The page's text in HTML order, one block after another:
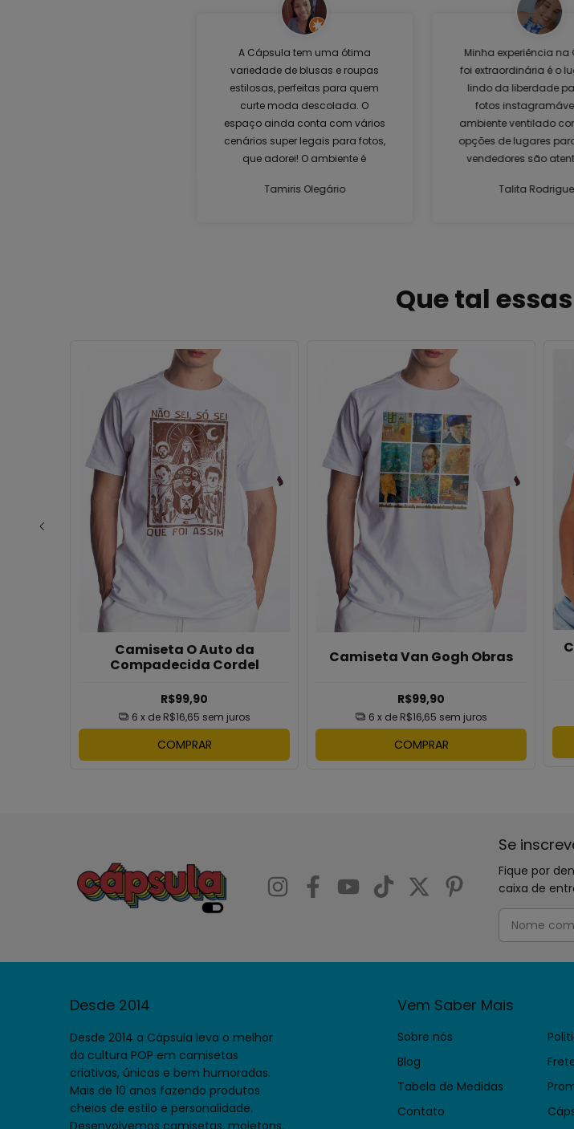
A Cápsula tem uma ótima
variedade de blusas e roupas
estilosas, perfeitas para quem
curte moda descolada. O
espaço ainda conta com vários
cenários super legais para fotos,
que adorei! O ambiente é
oferecendo uma experiência
Tamiris Olegário
Minha experiência na
foi extraordinária é o
lindo da liberdade
fotos
ambiente ventilado
opções de lugares
vendedores são
Amei, voltarei mais
Talita
Que tal
Camiseta O Auto da
Compadecida Cordel
R$99,90
6 x de R$16,65 sem juros
COMPRAR
Camiseta Van Gogh Obras
R$99,90
6 x de R$16,65 sem juros
COMPRAR
Se
Fique por
caixa de
Desde 2014
Desde 2014 a Cápsula leva o melhor
da cultura POP em camisetas
criativas, únicas e bem humoradas.
Mais de 10 anos fazendo produtos
cheios de estilo e personalidade.
Desenvolvemos camisetas, moletons,
Vem Saber Mais
Sobre nós
Blog
Tabela de Medidas
Contato